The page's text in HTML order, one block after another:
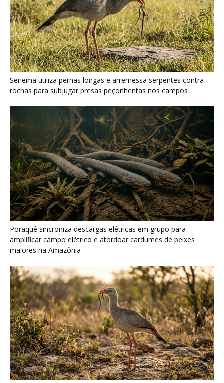
Seriema utiliza pernas longas e arremessa serpentes contra
rochas para subjugar presas peçonhentas nos campos
Poraquê sincroniza descargas elétricas em grupo para
amplificar campo elétrico e atordoar cardumes de peixes
maiores na Amazônia